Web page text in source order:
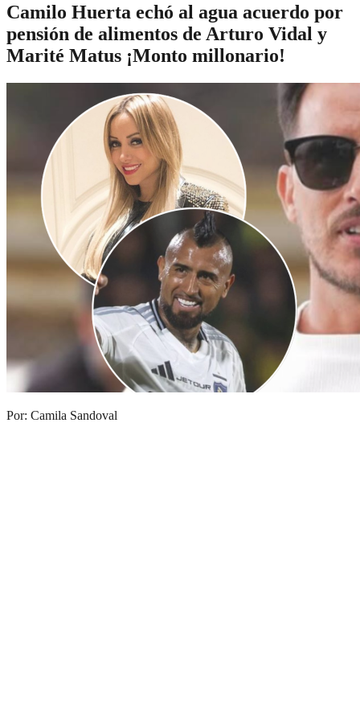
Camilo Huerta echó al agua acuerdo por
pensión de alimentos de Arturo Vidal y
Marité Matus ¡Monto millonario!
Por: Camila Sandoval